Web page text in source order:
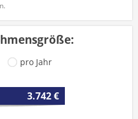
pro Jahr
3.742 €